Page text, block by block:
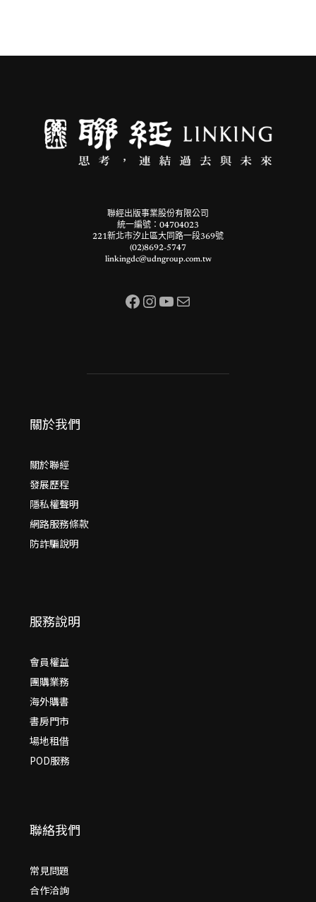
聯經出版事業股份有限公司
統一編號：04704023
221新北市汐止區大同路一段369號
(02)8692-5747
linkingdc@udngroup.com.tw
Facebook InstagramYouTube 電子郵件
關於我們
關於聯經
發展歷程
隱私權聲明
網路服務條款
防詐騙說明
服務說明
會員權益
團購業務
海外購書
書房門市
場地租借
POD服務
聯絡我們
常見問題
合作洽詢